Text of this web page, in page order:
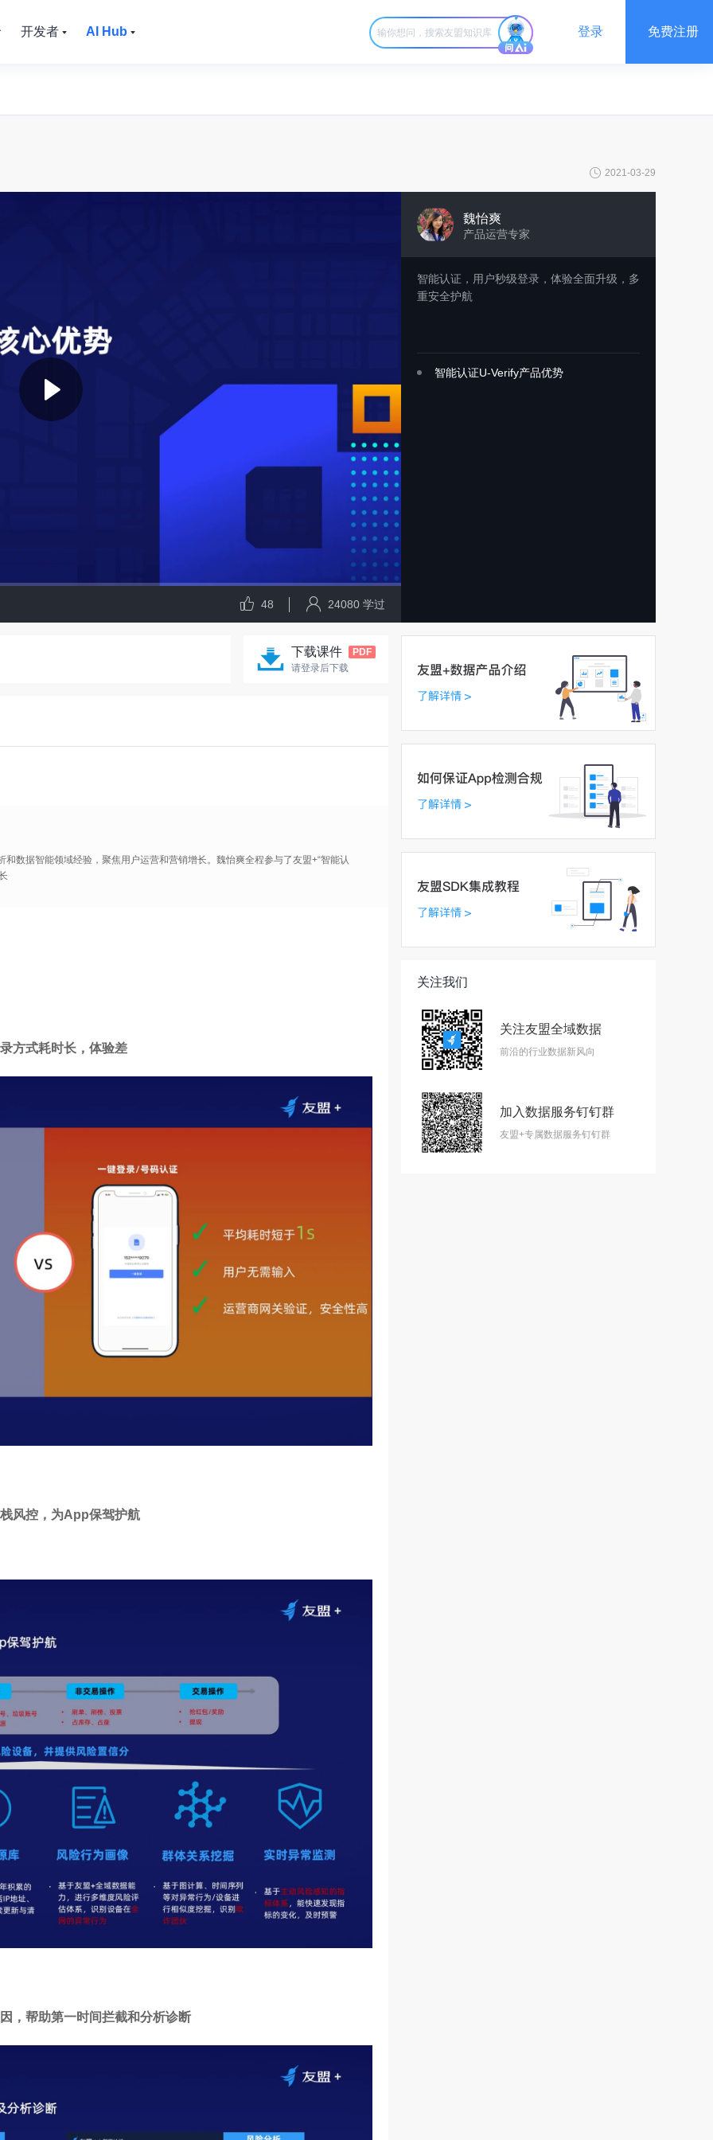
开发者 AI Hub 登录 免费注册
2021-03-29
24080 学过
48
魏怡爽
产品运营专家
智能认证，用户秒级登录，体验全面升级，多
重安全护航
智能认证U-Verify产品优势
下载课件
PDF
请登录后下载
数据智能领域经验，聚焦用户运营和营销增长。魏怡爽全程参与了友盟+“智能认
方式耗时长，体验差
风控，为App保驾护航
，帮助第一时间拦截和分析诊断
关注我们
关注友盟全域数据
前沿的行业数据新风向
加入数据服务钉钉群
友盟+专属数据服务钉钉群